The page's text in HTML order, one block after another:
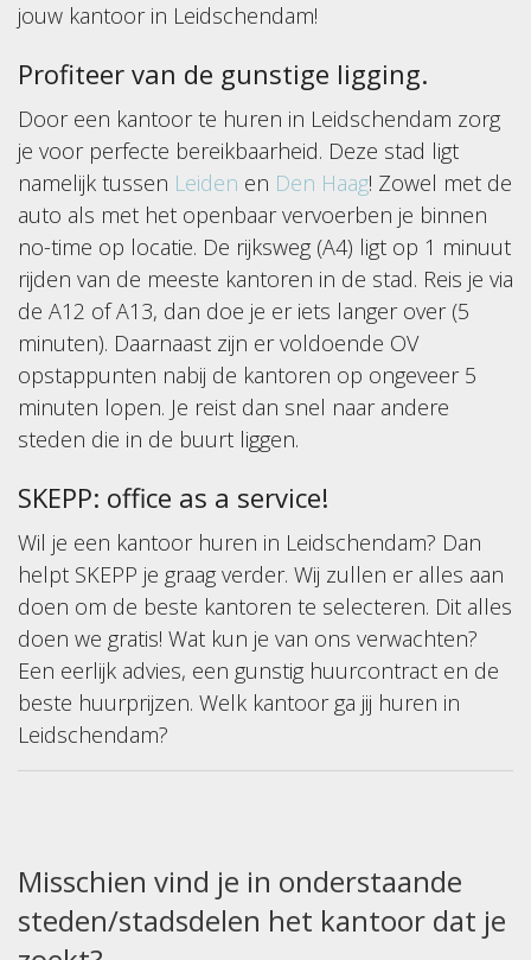
jouw kantoor in Leidschendam!
Profiteer van de gunstige ligging.
Door een kantoor te huren in Leidschendam zorg
je voor perfecte bereikbaarheid. Deze stad ligt
namelijk tussen Leiden en Den Haag! Zowel met de
auto als met het openbaar vervoerben je binnen
no-time op locatie. De rijksweg (A4) ligt op 1 minuut
rijden van de meeste kantoren in de stad. Reis je via
de A12 of A13, dan doe je er iets langer over (5
minuten). Daarnaast zijn er voldoende OV
opstappunten nabij de kantoren op ongeveer 5
minuten lopen. Je reist dan snel naar andere
steden die in de buurt liggen.
SKEPP: office as a service!
Wil je een kantoor huren in Leidschendam? Dan
helpt SKEPP je graag verder. Wij zullen er alles aan
doen om de beste kantoren te selecteren. Dit alles
doen we gratis! Wat kun je van ons verwachten?
Een eerlijk advies, een gunstig huurcontract en de
beste huurprijzen. Welk kantoor ga jij huren in
Leidschendam?
Misschien vind je in onderstaande
steden/stadsdelen het kantoor dat je